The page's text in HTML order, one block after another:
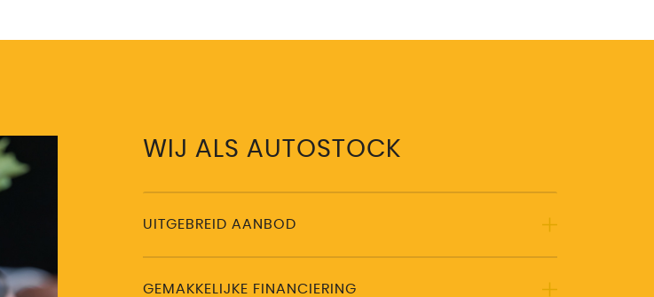
WIJ ALS AUTOSTOCK
UITGEBREID AANBOD
GEMAKKELIJKE FINANCIERING